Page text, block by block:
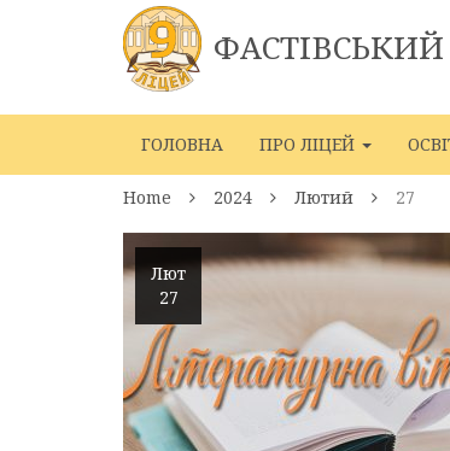
ГОЛОВНА ПРО ЛІЦЕЙ
Home 2024 Лютий 27
Лют
27